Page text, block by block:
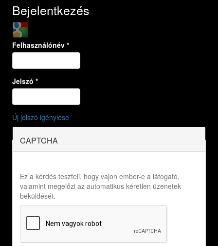
Bejelentkezés
Login with Google
Felhasználónév *
Jelszó *
Új jelszó igénylése
CAPTCHA
Ez a kérdés teszteli, hogy vajon ember-e a látogató,
valamint megelőzi az automatikus kéretlen üzenetek
beküldését.